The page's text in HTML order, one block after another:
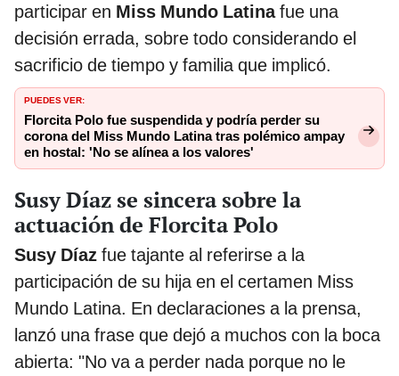
participar en Miss Mundo Latinafue una
decisión errada, sobre todo considerando el
sacrificio de tiempo y familia que implicó.
PUEDES VER:
Florcita Polo fue suspendida y podría perder su
corona del Miss Mundo Latina tras polémico ampay
en hostal: 'No se alínea a los valores'
Susy Díaz se sincera sobre la
actuación de Florcita Polo
Susy Díaz fue tajante al referirse a la
participación de su hija en el certamen Miss
Mundo Latina. En declaraciones a la prensa,
lanzó una frase que dejó a muchos con la boca
abierta: "No va a perder nada porque no le